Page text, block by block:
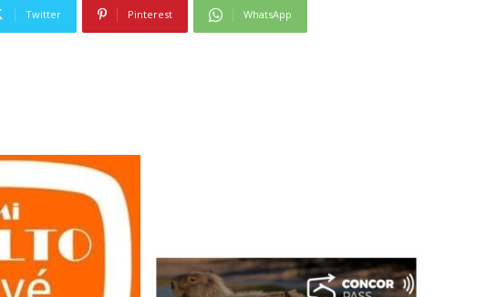
Twitter Pinterest WhatsApp